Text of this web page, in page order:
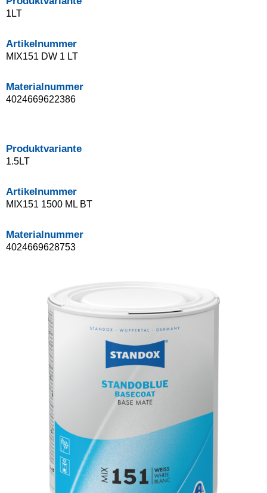
1LT
Artikelnummer
MIX151 DW 1 LT
Materialnummer
4024669622386
Produktvariante
1.5LT
Artikelnummer
MIX151 1500 ML BT
Materialnummer
4024669628753